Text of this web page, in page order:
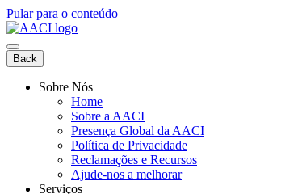
Pular para o conteúdo
Back
Sobre Nós
Home
Sobre a AACI
Presença Global da AACI
Política de Privacidade
Reclamações e Recursos
Ajude-nos a melhorar
Serviços